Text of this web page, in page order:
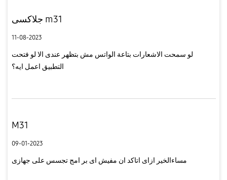
جلاكسى m31
11-08-2023
لو سمحت الاشعارات بتاعة الواتس مش بتظهر عندى الا لو فتحت
التطبيق اعمل ايه؟
M31
09-01-2023
مساءالخير ازاى اتاكد ان مفيش اى بر امج تجسس على جهازى